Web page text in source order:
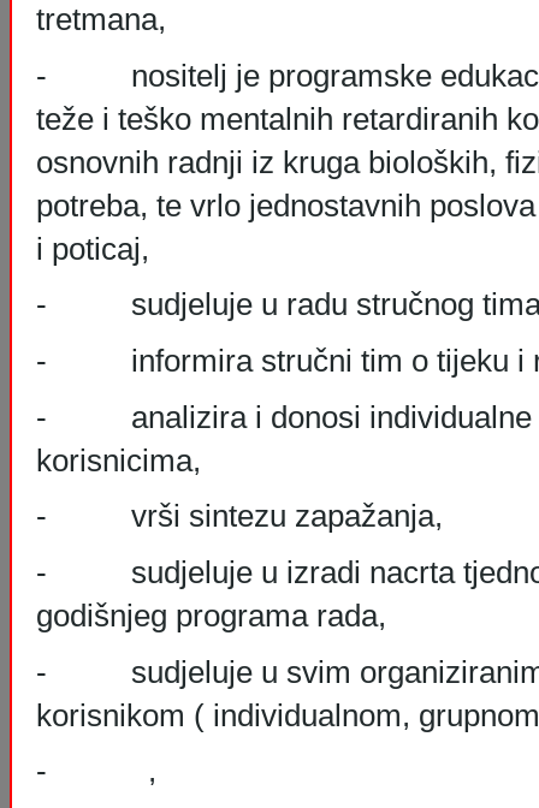
tretmana,
- nositelj je programske
teže i teško mentalnih retardiranih
osnovnih radnji iz kruga bioloških,
potreba, te vrlo jednostavnih
i poticaj,
- sudjeluje u radu stručnog tima
- informira stručni tim o tijeku i
- analizira i donosi individualne
korisnicima,
- vrši sintezu zapažanja,
- sudjeluje u izradi nacrta
godišnjeg programa rada,
- sudjeluje u svim organiziranim
korisnikom ( individualnom,
- ,